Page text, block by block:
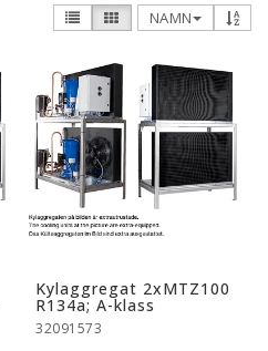
NAMN
Kylaggregat 2xMTZ100
R134a; A-klass
32091573